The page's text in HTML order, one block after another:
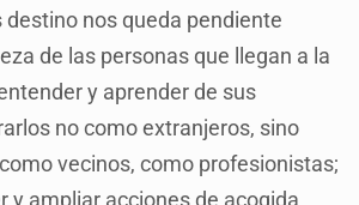
destino nos queda pendiente
de las personas que llegan a la
y aprender de sus
no como extranjeros, sino
vecinos, como profesionistas;
y ampliar acciones de acogida